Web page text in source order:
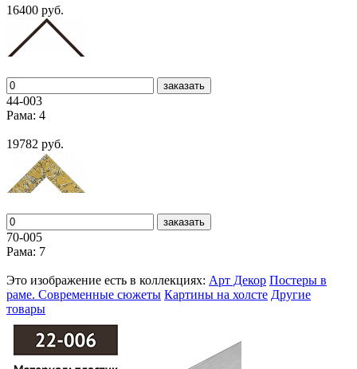
16400 руб.
заказать
44-003
Рама: 4
19782 руб.
заказать
70-005
Рама: 7
Это изображение есть в коллекциях: Арт Декор Постеры в
раме. Современные сюжеты Картины на холсте Другие
товары